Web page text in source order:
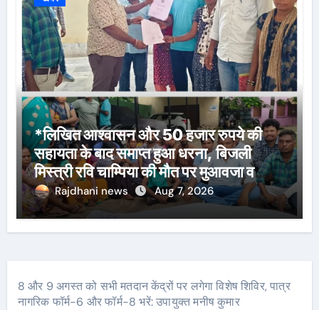
*लिखित आश्वासन और 50 हजार रुपये की
सहायता के बाद समाप्त हुआ धरना, बिजली
मिस्त्री रवि चाम्पिया की मौत पर मुआवजा व
नौकरी की मांग*
Rajdhani news Aug 7, 2026
8 और 9 अगस्त को सभी मतदान केंद्रों पर लगेगा विशेष शिविर, पात्र
नागरिक फॉर्म-6 और फॉर्म-8 भरें: उपायुक्त मनीष कुमार